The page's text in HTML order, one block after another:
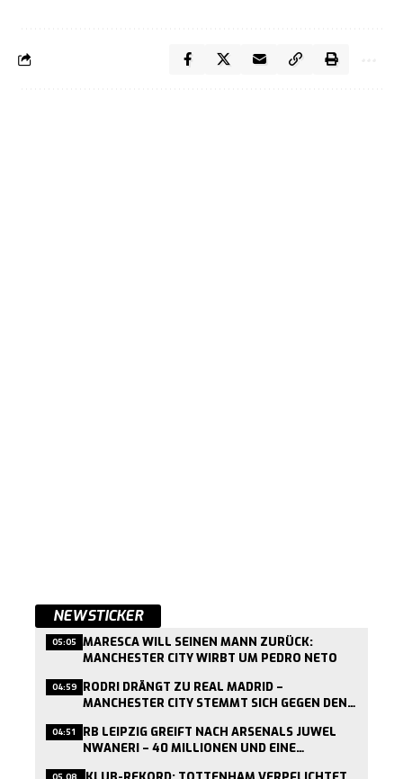
NEWSTICKER
05:05 MARESCA WILL SEINEN MANN ZURÜCK:
MANCHESTER CITY WIRBT UM PEDRO NETO
04:59 RODRI DRÄNGT ZU REAL MADRID –
MANCHESTER CITY STEMMT SICH GEGEN DEN
04:51 RB LEIPZIG GREIFT NACH ARSENALS JUWEL
NWANERI – 40 MILLIONEN UND EINE